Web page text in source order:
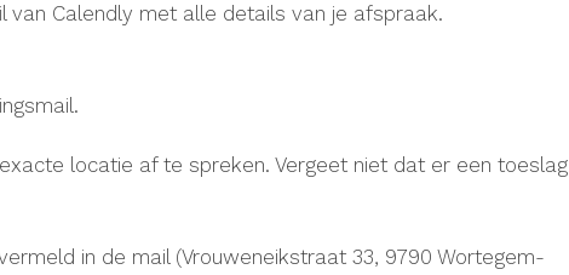
van Calendly met alle details van je afspraak.
locatie af te spreken. Vergeet niet dat er een toeslag
in de mail (Vrouweneikstraat 33, 9790 Wortegem-